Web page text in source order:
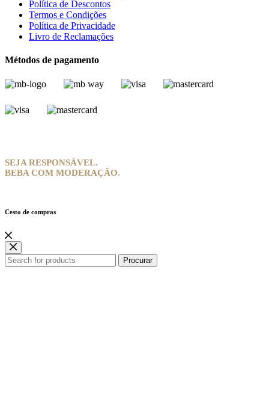
Política de Descontos
Termos e Condições
Política de Privacidade
Livro de Reclamações
Métodos de pagamento
SEJA RESPONSÁVEL.
BEBA COM MODERAÇÃO.
Cesto de compras
Procurar